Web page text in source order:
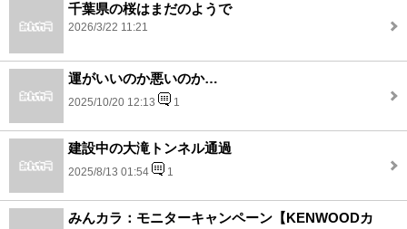
千葉県の桜はまだのようで
2026/3/22 11:21
運がいいのか悪いのか…
2025/10/20 12:13 1
建設中の大滝トンネル通過
2025/8/13 01:54 1
みんカラ：モニターキャンペーン【KENWOODカ